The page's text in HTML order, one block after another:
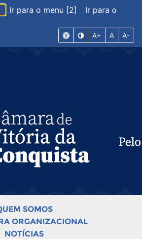
Ir para o menu [2]
Ir para o
A+ A A-
SOMOS
ORGANIZACIONAL
NOTÍCIAS